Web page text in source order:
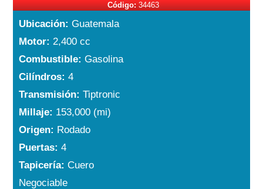
Código:34463
Ubicación:Guatemala
Motor:2,400 cc
Combustible:Gasolina
Cilíndros:4
Transmisión:Tiptronic
Millaje: 153,000 (mi)
Origen: Rodado
Puertas:4
Tapicería:Cuero
Negociable